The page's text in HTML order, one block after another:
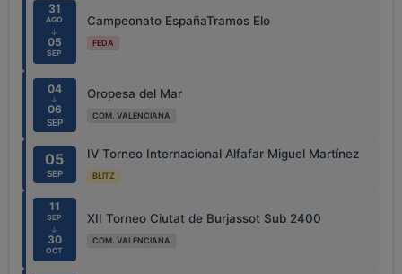
31
AGO
↓
05
SEP
Campeonato EspañaTramos Elo
FEDA
04
↓
06
SEP
Oropesa del Mar
COM. VALENCIANA
05
SEP
IV Torneo Internacional Alfafar Miguel Martínez
BLITZ
11
SEP
↓
30
OCT
XII Torneo Ciutat de Burjassot Sub 2400
COM. VALENCIANA